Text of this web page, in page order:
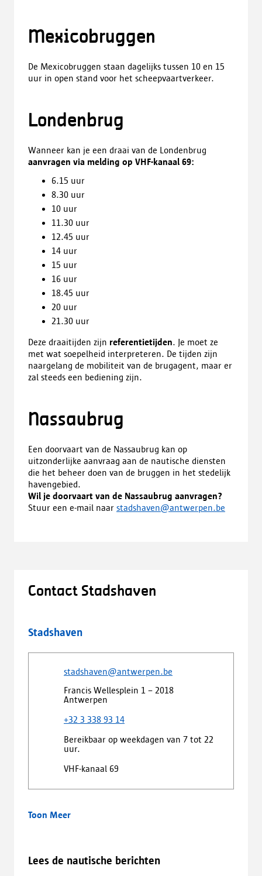
Mexicobruggen
De Mexicobruggen staan dagelijks tussen 10 en 15
uur in open stand voor het scheepvaartverkeer.
Londenbrug
Wanneer kan je een draai van de Londenbrug
aanvragen via melding op VHF-kanaal 69:
6.15 uur
8.30 uur
10 uur
11.30 uur
12.45 uur
14 uur
15 uur
16 uur
18.45 uur
20 uur
21.30 uur
Deze draaitijden zijn referentietijden. Je moet ze
met wat soepelheid interpreteren. De tijden zijn
naargelang de mobiliteit van de brugagent, maar er
zal steeds een bediening zijn.
Nassaubrug
Een doorvaart van de Nassaubrug kan op
uitzonderlijke aanvraag aan de nautische diensten
die het beheer doen van de bruggen in het stedelijk
havengebied.
Wil je doorvaart van de Nassaubrug aanvragen?
Stuur een e-mail naar stadshaven@antwerpen.be
Contact Stadshaven
Stadshaven
stadshaven@antwerpen.be
Francis Wellesplein 1 – 2018
Antwerpen
+32 3 338 93 14
Bereikbaar op weekdagen van 7 tot 22
uur.
VHF-kanaal 69
Toon Meer
Lees de nautische berichten